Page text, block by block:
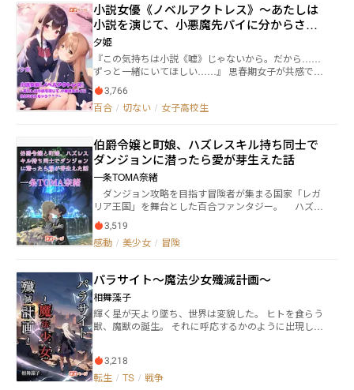
クターの体で、しかし見知らぬ異世界に横たわる自分
を発見した。 新たな人生と思って自由気ままに生き
ていこうと決めた閠は、天真爛漫な現地の少女リリオ
と巡り会い、その旅に相乗りすることを決める。リリ
オのお付きの武装メイド、トルンペートとも合流し、
三人で冒険屋としての生活が始まった。 武者修行を兼
ねて亡き母の故郷を訪ねるリリオの旅は、各地で様々
なトラブルに巻き込まれながらも生き生きと賑やかに
続く。閠は少女たちに連れられていくうちに、自分の
てアンバランスな三角形として結ばれる。この旅はど
こへ向かうのだろうか。この旅はどこまで続くのだろ
うか。 三人娘の異世界食い道楽&温泉ツアー時々冒険
は続く。 小説家になろうからのセルフ転載です。
小説女優《ノベルアクトレス》～あたしは
小説を演じて、小悪魔先パイに分からされ
ちゃう？？？～
夕姫
『この気持ちは小説《嘘》じゃないから。だから……
ずっと一緒にいてほしい……』 思春期女子が共感でき
るところが1つはある。涙なくしては語れない至極のモ
ヤキュン青春百合小説誕生！どうぞ御堪能ください ※
プロローグは前置きで本編は2話から始まります。
愛物以外ならなんでも好き。小説の中の恋愛はあり得
ないと常々思っている。 名門花咲学園に入学した凛花
は、必ず部活に入らなくては行けない決まりを知り、
見たことも聞いたこともないような部活の「小説同好
会」に興味を持つ。 そしてその小説同好会に行くと黒
髪で美人な見た目の二年生の先パイ 小鳥遊結愛(たか
なしゆあ)がいた。 彼女は凛花を快く迎えいれてくれた
が、凛花が恋愛物の小説が嫌いと知ると態度が一変。
そう、ここは小説同好会ではなく小説演劇同好会だっ
嫌っている主人公の凛花は【小説女優】として小鳥遊
結愛先パイに恋愛物の素晴らしさを身を持って分から
されていくことになるのだが……。 この物語は女子高
生の日常を描いた、恋に勉強に色んな悩みに葛藤しな
がら、時に真面目に、切なくて、そして小説を演じな
3,766
百合 / 切ない / 女子高校生
伯爵令嬢と町娘、ハズレスキル持ち同士で
ダンジョンに潜ったら愛が芽生えた話
一条TOMA奈緒
ダンジョン攻略を目指す冒険者が集まる国家「レガ
リア王国」を舞台とした百合ファンタジー。 ハズレ
スキル「推し魔法」を持った主人公の町娘「ポルカ」
とハズレスキル「握力強化」を持ったヒロインの伯爵
令嬢「カナ·レイボーン」が協力してダンジョン攻略を
家出し、冒険者となる。しかし自身に発現した「推し
魔法」が「使用対象への好意に応じて使える魔法、能
力が変わる」というもので役に立たないことから、ポ
ルカはダンジョン内で一人採取活動をして生き繋いで
いた。 ある日、ポルカはダンジョン内で血まみれ
カは瀕死のカナと言葉を交わし、彼女の生き様に惚れ
る。カナに好意を抱いたポルカは「推し魔法」を効果
的に発動することができ、カナの命を救う。この出来
3,519
感動 / 美少女 / 冒険
パラサイト〜魔法少女殲滅計画〜
相舞藻子
輝く星が天より墜ち、世界は変貌した。 ヒトを食らう
獣、魔獣の誕生。 それに呼応するかのように出現し
はず、だったのだが。 散っていった魔法少女たち。 そ
の怨念を一身に背負うように、真っ赤な瞳を持つ少女
3,218
転生 / TS / 戦争